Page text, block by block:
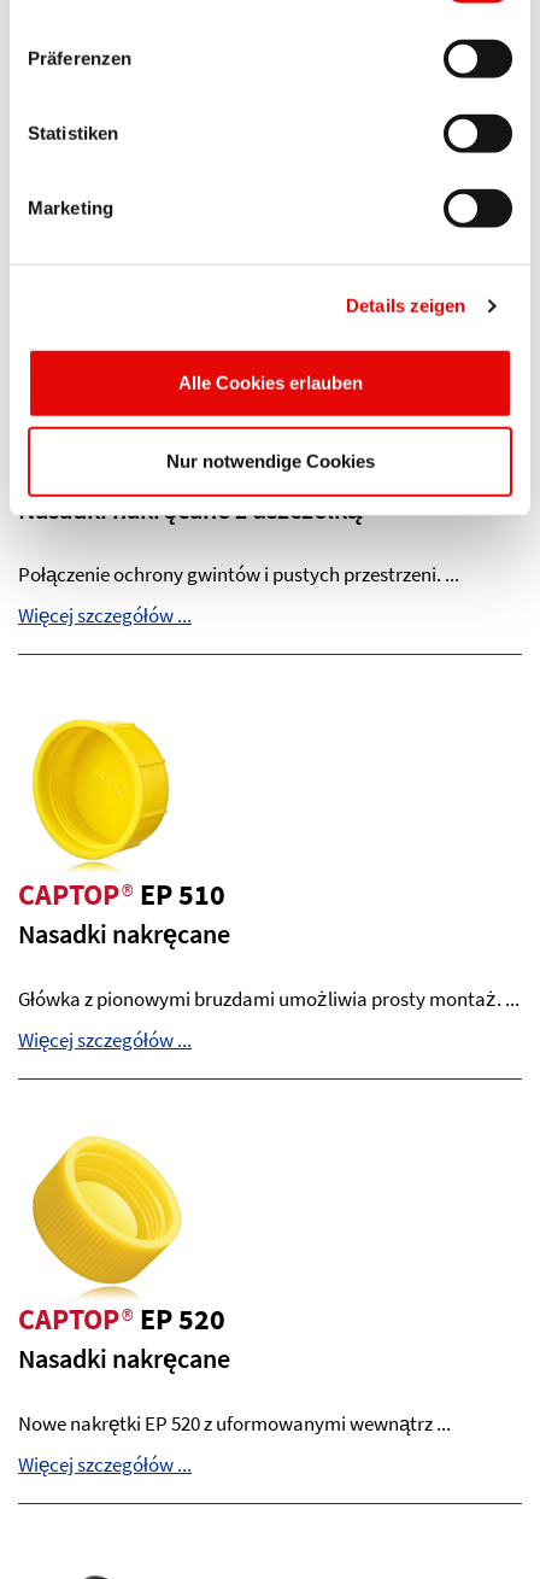
Präferenzen
Statistiken
Marketing
Details zeigen
Alle Cookies erlauben
Nur notwendige Cookies
Nasadki nakręcane
Z poręcznymi zewnętrznymi wypustkami dla
EP 505
Nasadki nakręcane z uszczelką
Połączenie ochrony gwintów i pustych przestrzeni. ...
Więcej szczegółów ...
CAPTOP®EP 510
Nasadki nakręcane
Główka z pionowymi bruzdami umożliwia prosty montaż. ...
Więcej szczegółów ...
CAPTOP®EP 520
Nasadki nakręcane
Nowe nakrętki EP 520 z uformowanymi wewnątrz ...
Więcej szczegółów ...